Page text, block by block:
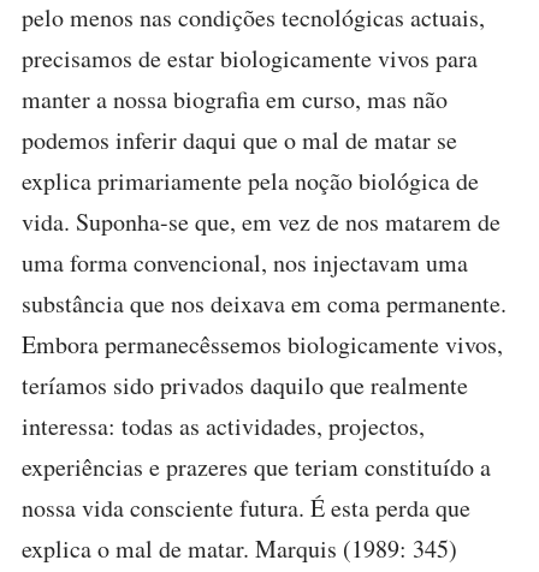
pelo menos nas condições tecnológicas actuais,
precisamos de estar biologicamente vivos para
manter a nossa biografia em curso, mas não
podemos inferir daqui que o mal de matar se
explica primariamente pela noção biológica de
vida. Suponha-se que, em vez de nos matarem de
uma forma convencional, nos injectavam uma
substância que nos deixava em coma permanente.
Embora permanecêssemos biologicamente vivos,
teríamos sido privados daquilo que realmente
interessa: todas as actividades, projectos,
experiências e prazeres que teriam constituído a
nossa vida consciente futura. É esta perda que
explica o mal de matar. Marquis (1989: 345)